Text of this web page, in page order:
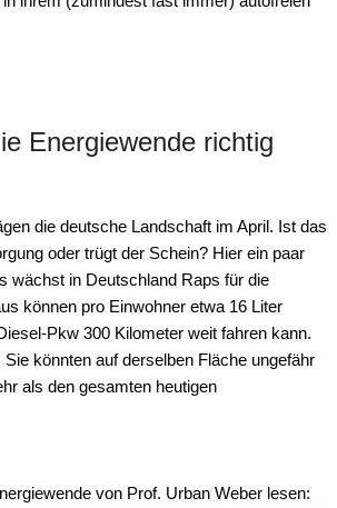
Energiewende richtig
die deutsche Landschaft im April. Ist das
oder trügt der Schein? Hier ein paar
wächst in Deutschland Raps für die
können pro Einwohner etwa 16 Liter
Pkw 300 Kilometer weit fahren kann.
könnten auf derselben Fläche ungefähr
als den gesamten heutigen
von Prof. Urban Weber lesen: